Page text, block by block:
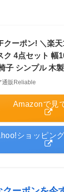
クーポン! ＼楽
ク 4点セット 幅
子 シンプル 木
通販Reliable
Amazonで見
ショッピン